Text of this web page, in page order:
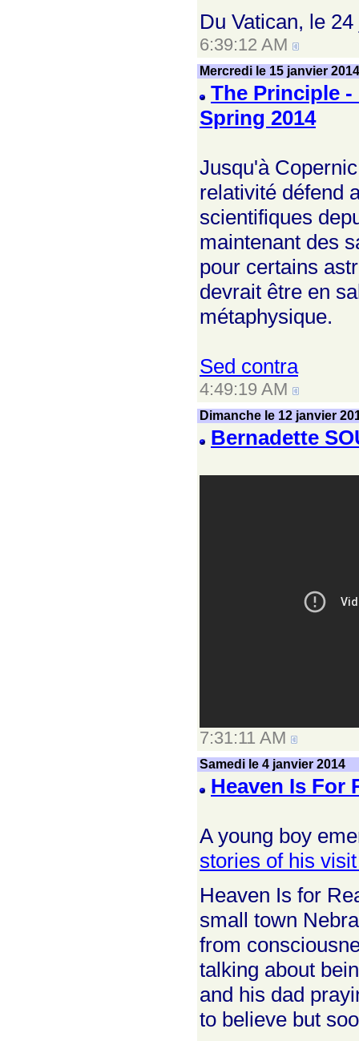
Du Vatican, le
6:39:12 AM
Mercredi le 15 janvier 2014
The Principle
Spring 2014
Jusqu'à
relativité défend
scientifiques
maintenant des
pour certains
devrait être en
métaphysique.
Sed contra
4:49:19 AM
Dimanche le 12 janvier
Bernadette
7:31:11 AM
Samedi le 4 janvier 2014
Heaven Is For
A young boy
stories of his
Heaven Is for
small town
from
talking about
and his dad
to believe but